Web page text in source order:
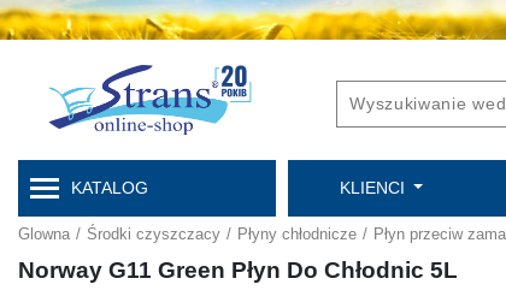
KATALOG KLIENCI
Glowna / Środki czyszczacy / Płyny chłodnicze / Płyn przeciw
Norway G11 Green Płyn Do Chłodnic 5L